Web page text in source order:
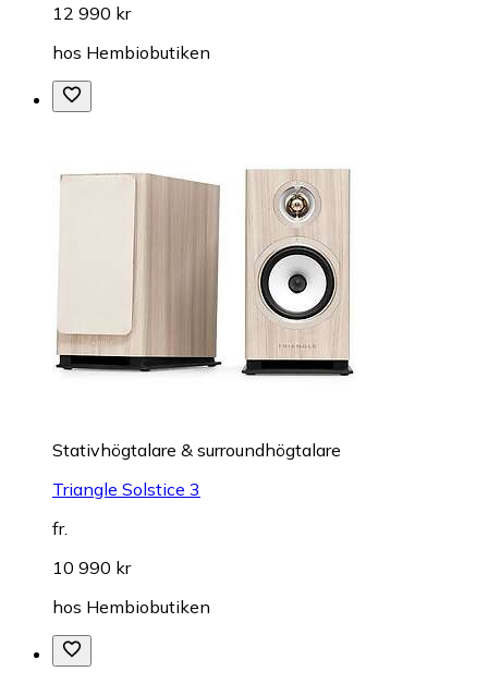
12 990 kr
hos Hembiobutiken
Stativhögtalare & surroundhögtalare
Triangle Solstice 3
fr.
10 990 kr
hos Hembiobutiken